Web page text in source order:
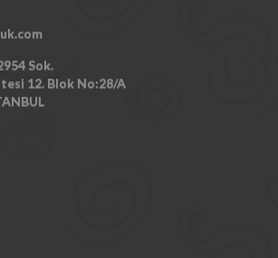
Sok.
12. Blok No:28/A